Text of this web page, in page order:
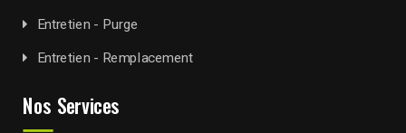
Entretien - Purge
Entretien - Remplacement
Nos Services